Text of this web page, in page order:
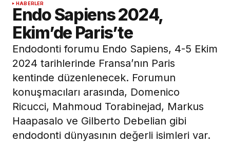
HABERLER
Endo Sapiens 2024,
Ekim’de Paris’te
Endodonti forumu Endo Sapiens, 4-5 Ekim
2024 tarihlerinde Fransa’nın Paris
kentinde düzenlenecek. Forumun
konuşmacıları arasında, Domenico
Ricucci, Mahmoud Torabinejad, Markus
Haapasalo ve Gilberto Debelian gibi
endodonti dünyasının değerli isimleri var.